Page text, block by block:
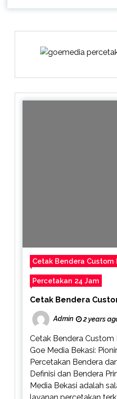
Cetak Bendera Custom
Percetakan 24 Jam
Cetak Bendera
Admin 2 years
Cetak Bendera Custom
Goe Media Bekasi:
Percetakan Bendera
Definisi dan Bendera
Media Bekasi adalah